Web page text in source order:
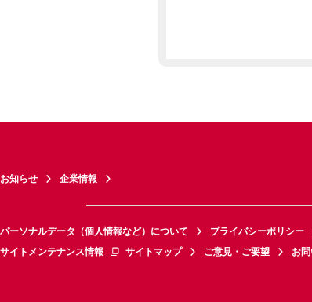
お知らせ 企業情報
パーソナルデータ（個人情報など）について プライバシーポリシー
サイトメンテナンス情報
サイトマップ ご意見・ご要望 お